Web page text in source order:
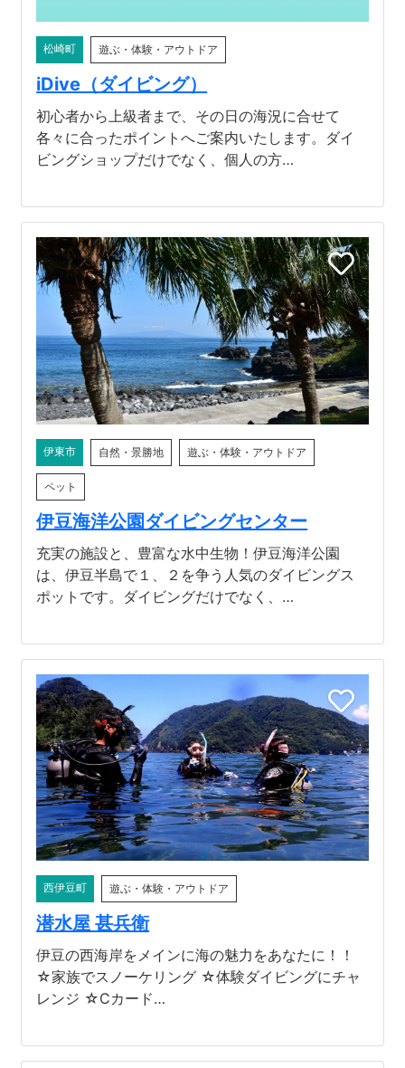
松崎町 遊ぶ・体験・アウトドア
iDive（ダイビング）
初心者から上級者まで、その日の海況に合せて
各々に合ったポイントへご案内いたします。ダイ
ビングショップだけでなく、個人の方…
伊東市 自然・景勝地 遊ぶ・体験・アウトドア
ペット
伊豆海洋公園ダイビングセンター
充実の施設と、豊富な水中生物！伊豆海洋公園
は、伊豆半島で１、２を争う人気のダイビングス
ポットです。ダイビングだけでなく、…
西伊豆町 遊ぶ・体験・アウトドア
潜水屋 甚兵衛
伊豆の西海岸をメインに海の魅力をあなたに！！
☆家族でスノーケリング ☆体験ダイビングにチャ
レンジ ☆Cカード…